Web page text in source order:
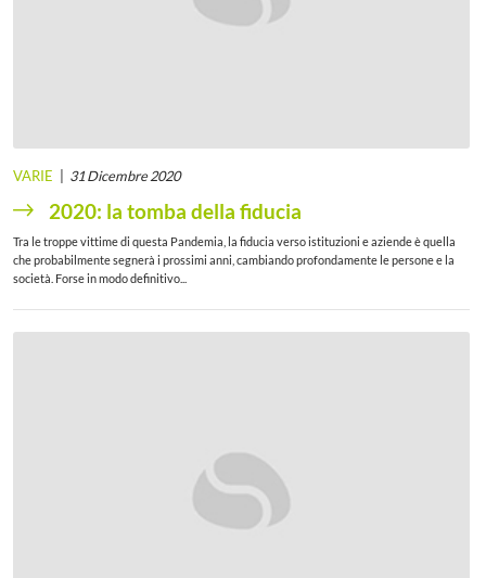
VARIE 31 Dicembre 2020
2020: la tomba della fiducia
Tra le troppe vittime di questa Pandemia, la fiducia verso istituzioni e aziende è quella
che probabilmente segnerà i prossimi anni, cambiando profondamente le persone e la
società. Forse in modo definitivo...